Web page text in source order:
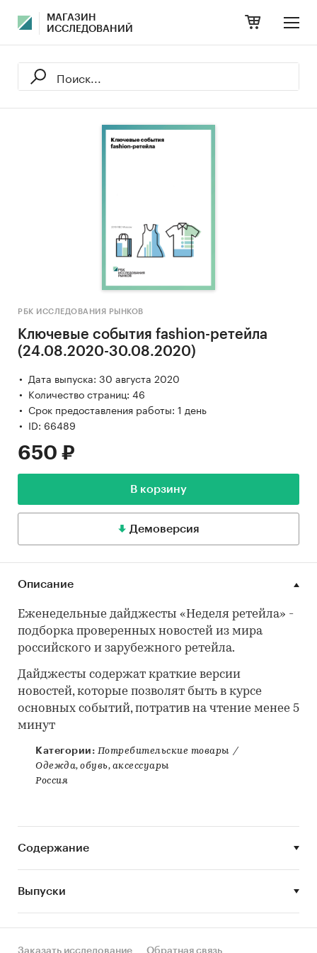
МАГАЗИН
ИССЛЕДОВАНИЙ
РБК ИССЛЕДОВАНИЯ РЫНКОВ
Ключевые события fashion-ретейла
(24.08.2020-30.08.2020)
Дата выпуска: 30 августа 2020
Количество страниц: 46
Срок предоставления работы: 1 день
ID: 66489
650 ₽
В корзину
Демоверсия
Описание
Еженедельные дайджесты «Неделя ретейла» -
подборка проверенных новостей из мира
российского и зарубежного ретейла.
Дайджесты содержат краткие версии
новостей, которые позволят быть в курсе
основных событий, потратив на чтение менее 5
минут
Категории: Потребительские товары /
Одежда, обувь, аксессуары
Россия
Содержание
Выпуски
Заказать исследование Обратная связь